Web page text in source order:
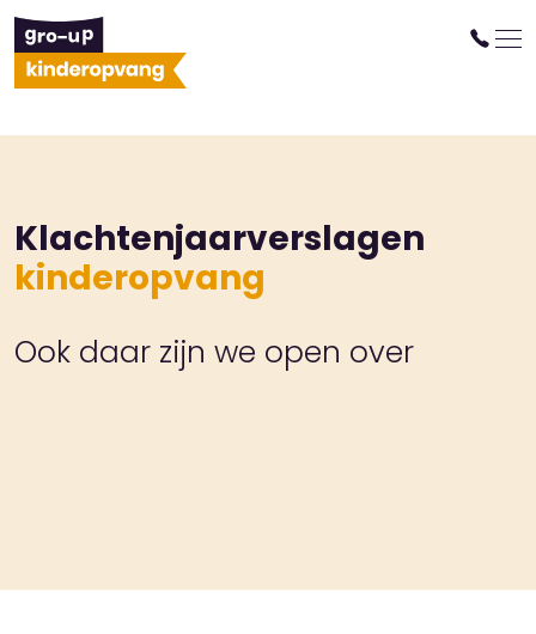
Klachtenjaarverslagen
kinderopvang
Ook daar zijn we open over